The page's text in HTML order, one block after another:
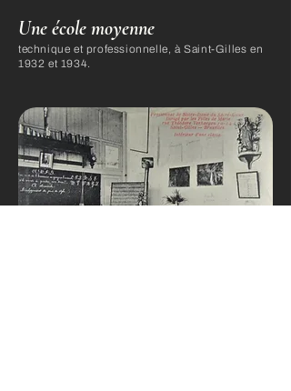
Une école moyenne
technique et professionnelle, à Saint-Gilles en
1932 et 1934.